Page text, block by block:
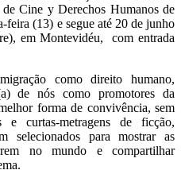
Cine y Derechos Humanos de
feira (13) e segue até 20 de junho
em Montevidéu, com entrada
como direito humano,
de nós como promotores da
forma de convivência, sem
curtas-metragens de ficção,
selecionados para mostrar as
no mundo e compartilhar